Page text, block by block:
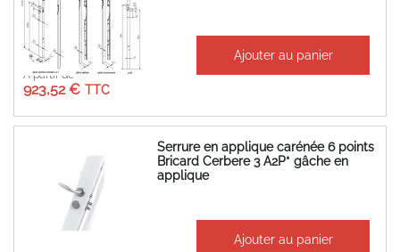
À partir de
923,52 €
Ajouter au panier
Serrure en applique carénée 6 points
Bricard Cerbere 3 A2P* gâche en
applique
Ajouter au panier